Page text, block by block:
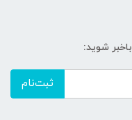
شوید:
ثبت‌نام